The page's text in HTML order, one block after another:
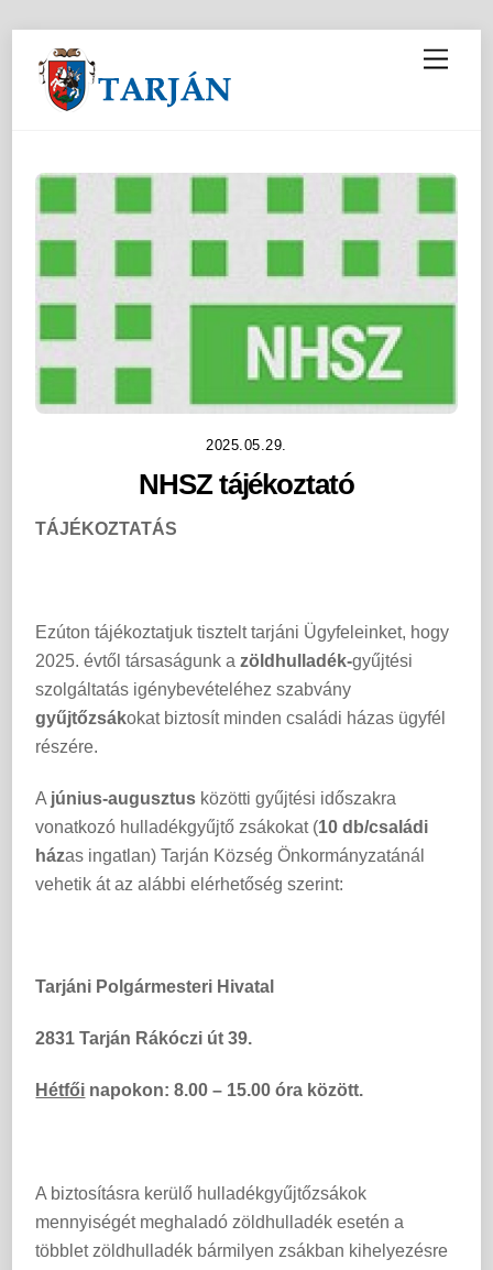
M
e
2025.05.29.
NHSZ tájékoztató
TÁJÉKOZTATÁS
Ezúton tájékoztatjuk tisztelt tarjáni Ügyfeleinket, hogy
2025. évtől társaságunk azöldhulladék-gyűjtési
szolgáltatás igénybevételéhez szabvány
gyűjtőzsákokat biztosít minden családi házas ügyfél
részére.
A június-augusztus közötti gyűjtési időszakra
vonatkozó hulladékgyűjtő zsákokat (10 db/családi
házas ingatlan) Tarján Község Önkormányzatánál
vehetik át az alábbi elérhetőség szerint:
Tarjáni Polgármesteri Hivatal
2831 Tarján Rákóczi út 39.
Hétfői napokon: 8.00 – 15.00 óra között.
A biztosításra kerülő hulladékgyűjtőzsákok
mennyiségét meghaladó zöldhulladék esetén a
többlet zöldhulladék bármilyen zsákban kihelyezésre